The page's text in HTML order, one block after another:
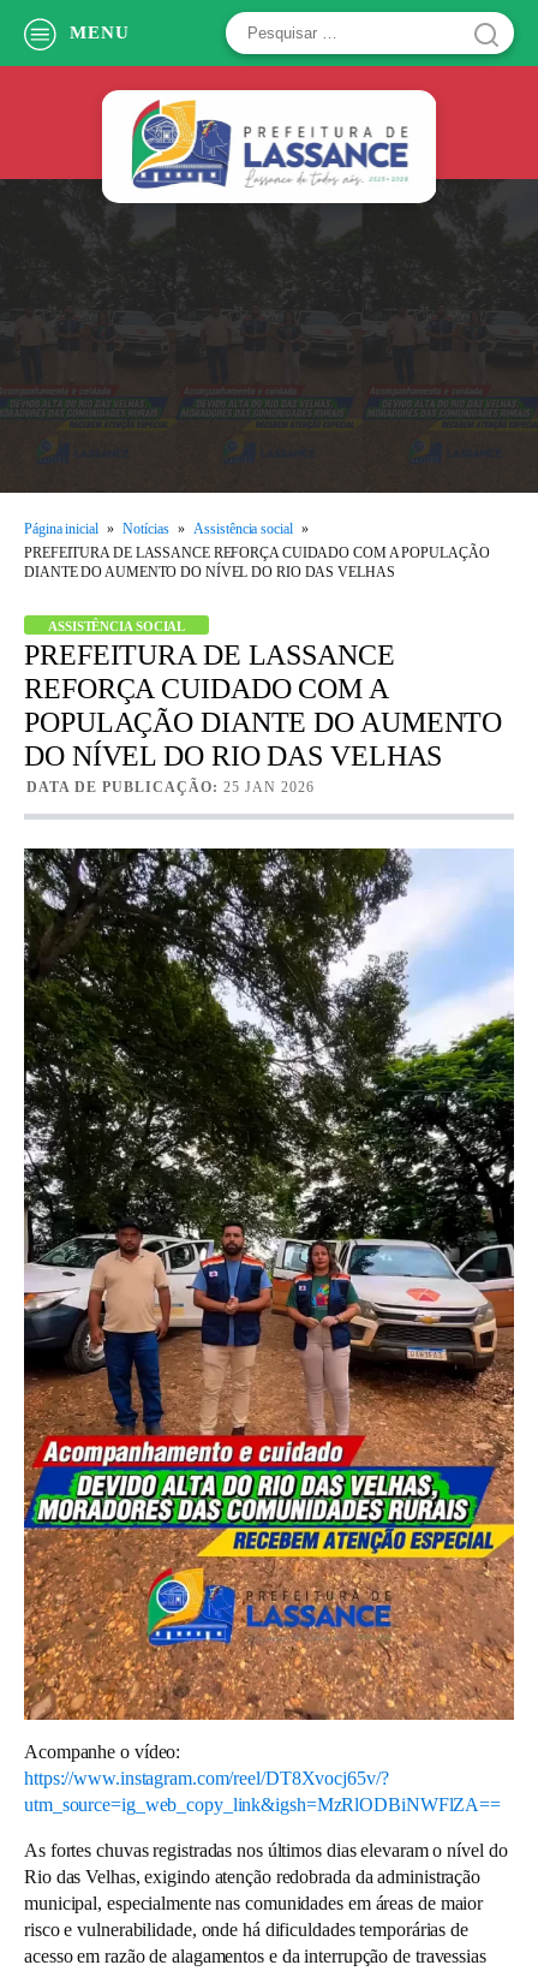
MENU
Pesquisar
Página inicial » Notícias » Assistência social »
PREFEITURA DE LASSANCE REFORÇA CUIDADO COM A POPULAÇÃO
DIANTE DO AUMENTO DO NÍVEL DO RIO DAS VELHAS
ASSISTÊNCIA SOCIAL
PREFEITURA DE LASSANCE
REFORÇA CUIDADO COM A
POPULAÇÃO DIANTE DO AUMENTO
DO NÍVEL DO RIO DAS VELHAS
DATA DE PUBLICAÇÃO: 25 JAN 2026
Acompanhe o vídeo:
https://www.instagram.com/reel/DT8Xvocj65v/?
utm_source=ig_web_copy_link&igsh=MzRlODBiNWFlZA==
As fortes chuvas registradas nos últimos dias elevaram o nível do
Rio das Velhas, exigindo atenção redobrada da administração
municipal, especialmente nas comunidades em áreas de maior
risco e vulnerabilidade, onde há dificuldades temporárias de
acesso em razão de alagamentos e da interrupção de travessias